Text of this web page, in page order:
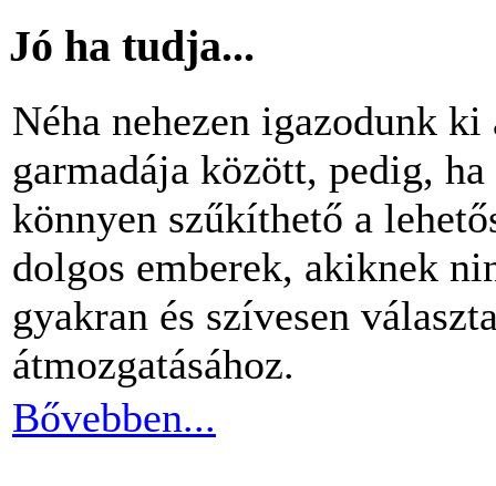
Jó ha tudja...
Néha nehezen igazodunk
garmadája között, pedig,
könnyen szűkíthető a
dolgos emberek, akiknek
gyakran és szívesen
átmozgatásához.
Bővebben...